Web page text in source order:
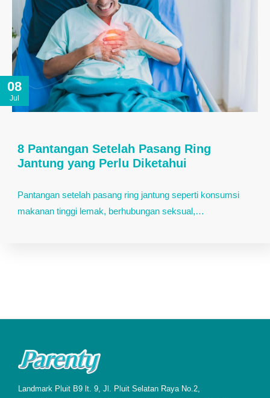
08
Jul
8 Pantangan Setelah Pasang Ring
Jantung yang Perlu Diketahui
Pantangan setelah pasang ring jantung seperti konsumsi
makanan tinggi lemak, berhubungan seksual,…
Landmark Pluit B9 lt. 9, Jl. Pluit Selatan Raya No.2,